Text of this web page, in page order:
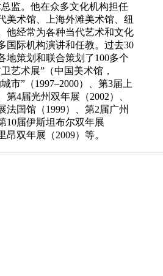
监。他在众多文化机构担任
美术馆、上海外滩美术馆、纽
他经常为各种当代艺术和文化
国际机构演讲和任教。过去30
地策划和联合策划了100多个
艺术展”（中国美术馆，
市”（1997–2000）、第3届上
第4届光州双年展（2002）、
法国馆（1999）、第2届广州
10届伊斯坦布尔双年展
昂双年展（2009）等。